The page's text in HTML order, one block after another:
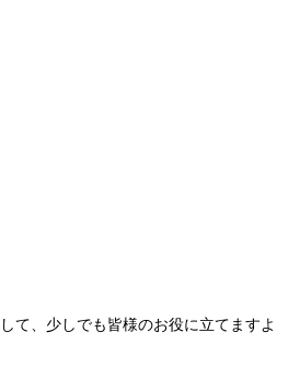
て、少しでも皆様のお役に立てますよ